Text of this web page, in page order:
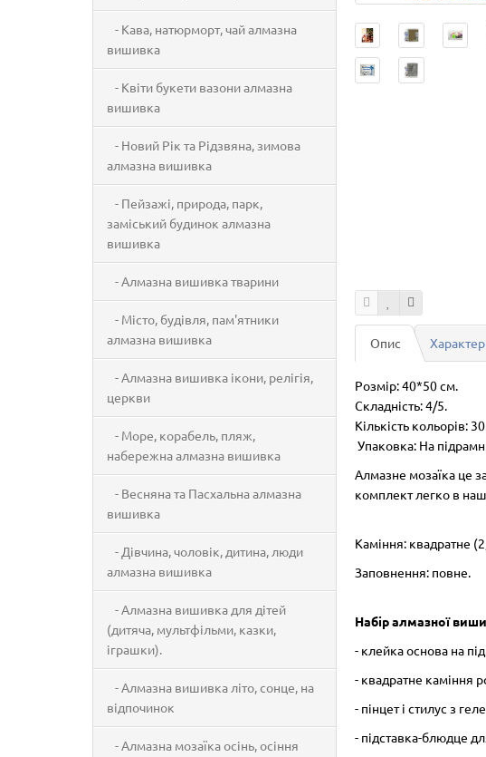
- Кава, натюрморт, чай алмазна
вишивка
- Квіти букети вазони алмазна
вишивка
- Новий Рік та Рідзвяна, зимова
алмазна вишивка
- Пейзажі, природа, парк,
заміський будинок алмазна
вишивка
- Алмазна вишивка тварини
- Місто, будівля, пам'ятники
алмазна вишивка
- Алмазна вишивка ікони, релігія,
церкви
- Море, корабель, пляж,
набережна алмазна вишивка
- Весняна та Пасхальна алмазна
вишивка
- Дівчина, чоловік, дитина, люди
алмазна вишивка
- Алмазна вишивка для дітей
(дитяча, мультфільми, казки,
іграшки).
- Алмазна вишивка літо, сонце, на
відпочинок
- Алмазна мозаїка осінь, осіння
Опис
Розмір: 40*50 см.
Складність: 4/5.
Кількість кольорів:
Упаковка: На
Алмазне мозаїка це
комплект легко в
Каміння: квадратне
Заповнення: повне.
Набір алмазної
- клейка основа на
- квадратне каміння
- пінцет і стилус з
- підставка-блюдце